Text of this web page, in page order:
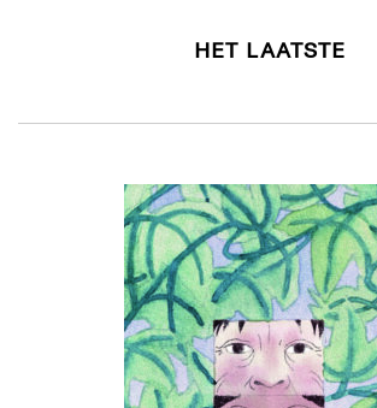
HET LAATSTE